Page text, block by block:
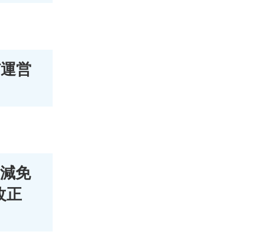
営
免
正